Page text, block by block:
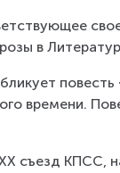
в
времени.
съезд КПСС,